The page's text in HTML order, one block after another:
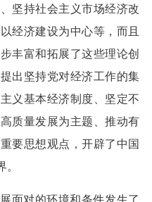
坚持社会主义市场经济改
经济建设为中心等，而且
丰富和拓展了这些理论创
出坚持党对经济工作的集
义基本经济制度、坚定不
质量发展为主题、推动有
要思想观点，开辟了中国